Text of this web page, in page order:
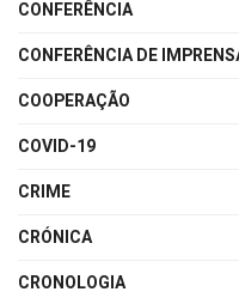
CONFERÊNCIA
CONFERÊNCIA DE
COOPERAÇÃO
COVID-19
CRIME
CRÓNICA
CRONOLOGIA